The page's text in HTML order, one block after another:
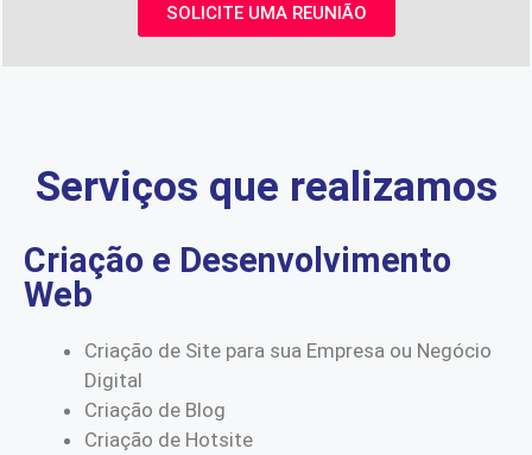
SOLICITE UMA REUNIÃO
Serviços que realizamos
Criação e Desenvolvimento
Web
Criação de Site para sua Empresa ou Negócio
Digital
Criação de Blog
Criação de Hotsite